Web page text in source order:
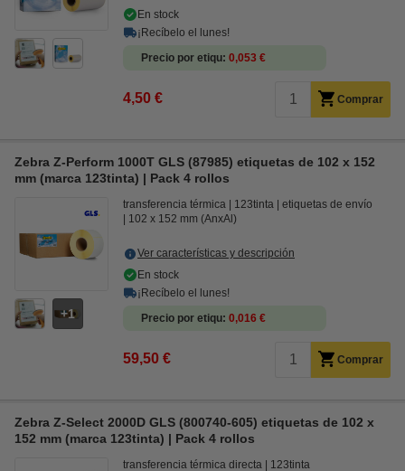
En stock
¡Recíbelo el lunes!
Precio por etiqu 0,053 €
4,50 € Comprar
Zebra Z-Perform 1000T GLS (87985) etiquetas de 102 x 152
mm (marca 123tinta) | Pack 4 rollos
1
transferencia térmica 123tinta
etiquetas de envío
102 x 152 mm (AnxAl)
Ver características y descripción
En stock
¡Recíbelo el lunes!
Precio por etiqu 0,016 €
59,50 € Comprar
Zebra Z-Select 2000D GLS (800740-605) etiquetas de 102 x
152 mm (marca 123tinta) | Pack 4 rollos
transferencia térmica directa 123tinta